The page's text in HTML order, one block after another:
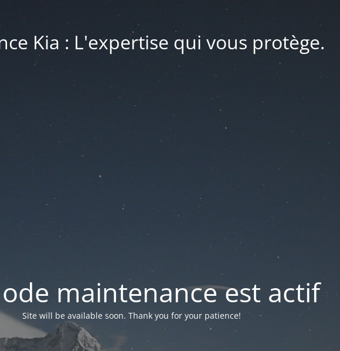
Kia : L'expertise qui vous protège.
maintenance est actif
Site will be available soon. Thank you for your patience!